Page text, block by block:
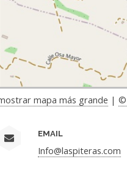
mapa más grande | ©
EMAIL
Info@laspiteras.com